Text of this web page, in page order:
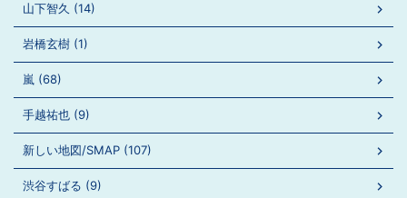
山下智久 (14)
岩橋玄樹 (1)
嵐 (68)
手越祐也 (9)
新しい地図/SMAP (107)
渋谷すばる (9)